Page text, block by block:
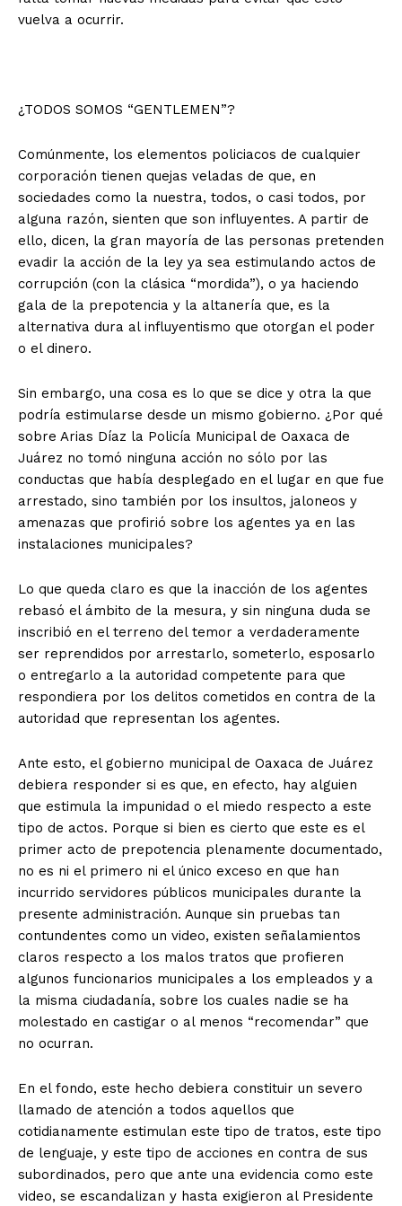
vuelva a ocurrir.
¿TODOS SOMOS “GENTLEMEN”?
Comúnmente, los elementos policiacos de cualquier
corporación tienen quejas veladas de que, en
sociedades como la nuestra, todos, o casi todos, por
alguna razón, sienten que son influyentes. A partir de
ello, dicen, la gran mayoría de las personas pretenden
evadir la acción de la ley ya sea estimulando actos de
corrupción (con la clásica “mordida”), o ya haciendo
gala de la prepotencia y la altanería que, es la
alternativa dura al influyentismo que otorgan el poder
o el dinero.
Sin embargo, una cosa es lo que se dice y otra la que
podría estimularse desde un mismo gobierno. ¿Por qué
sobre Arias Díaz la Policía Municipal de Oaxaca de
Juárez no tomó ninguna acción no sólo por las
conductas que había desplegado en el lugar en que fue
arrestado, sino también por los insultos, jaloneos y
amenazas que profirió sobre los agentes ya en las
instalaciones municipales?
Lo que queda claro es que la inacción de los agentes
rebasó el ámbito de la mesura, y sin ninguna duda se
inscribió en el terreno del temor a verdaderamente
ser reprendidos por arrestarlo, someterlo, esposarlo
o entregarlo a la autoridad competente para que
respondiera por los delitos cometidos en contra de la
autoridad que representan los agentes.
Ante esto, el gobierno municipal de Oaxaca de Juárez
debiera responder si es que, en efecto, hay alguien
que estimula la impunidad o el miedo respecto a este
tipo de actos. Porque si bien es cierto que este es el
primer acto de prepotencia plenamente documentado,
no es ni el primero ni el único exceso en que han
incurrido servidores públicos municipales durante la
presente administración. Aunque sin pruebas tan
contundentes como un video, existen señalamientos
claros respecto a los malos tratos que profieren
algunos funcionarios municipales a los empleados y a
la misma ciudadanía, sobre los cuales nadie se ha
molestado en castigar o al menos “recomendar” que
no ocurran.
En el fondo, este hecho debiera constituir un severo
llamado de atención a todos aquellos que
cotidianamente estimulan este tipo de tratos, este tipo
de lenguaje, y este tipo de acciones en contra de sus
subordinados, pero que ante una evidencia como este
video, se escandalizan y hasta exigieron al Presidente